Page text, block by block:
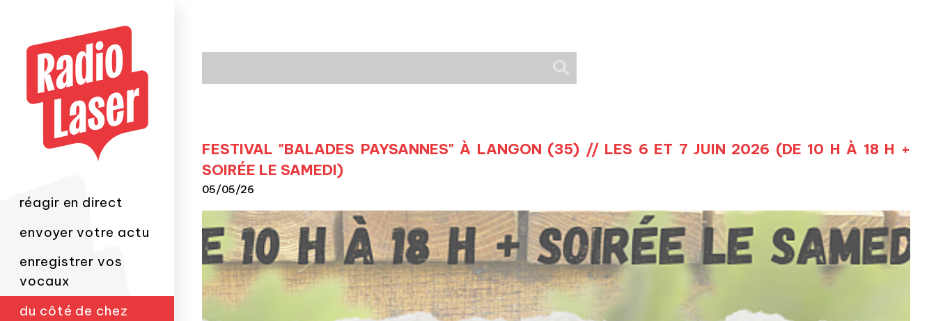
réagir en direct
envoyer votre actu
enregistrer vos
vocaux
du côté de chez
FESTIVAL "BALADES PAYSANNES" À LANGON (35) // LES 6 ET 7 JUIN 2026 (DE 10 H À 18 H +
SOIRÉE LE SAMEDI)
05/05/26